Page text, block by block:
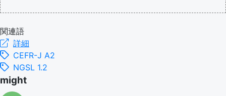
関連語
詳細
CEFR-J A2
NGSL 1.2
might